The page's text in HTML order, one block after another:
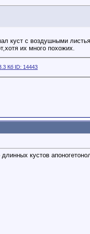
куст с воздушными
их много похожих.
кустов